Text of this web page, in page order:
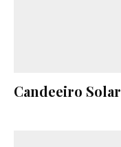
Candeeiro Solar